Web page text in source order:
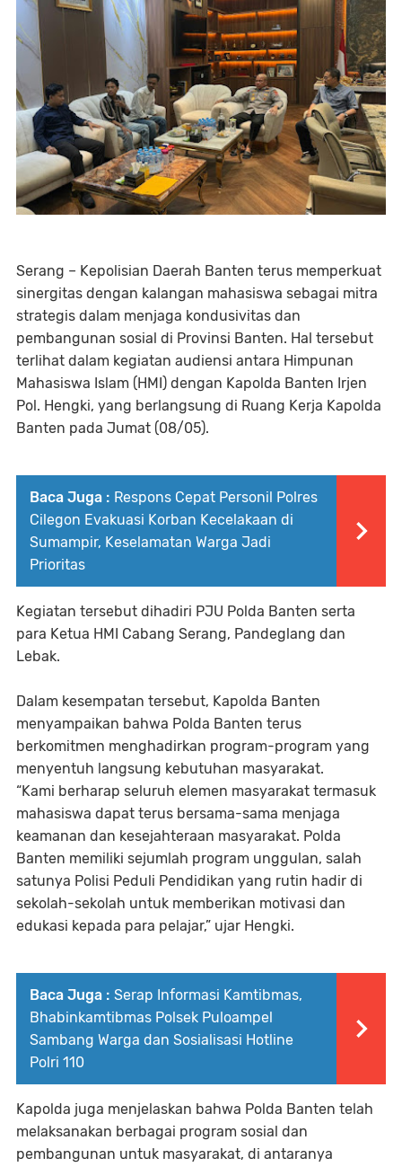
Serang – Kepolisian Daerah Banten terus memperkuat
sinergitas dengan kalangan mahasiswa sebagai mitra
strategis dalam menjaga kondusivitas dan
pembangunan sosial di Provinsi Banten. Hal tersebut
terlihat dalam kegiatan audiensi antara Himpunan
Mahasiswa Islam (HMI) dengan Kapolda Banten Irjen
Pol. Hengki, yang berlangsung di Ruang Kerja Kapolda
Banten pada Jumat (08/05).
Baca Juga : Respons Cepat Personil Polres
Cilegon Evakuasi Korban Kecelakaan di
Sumampir, Keselamatan Warga Jadi
Prioritas
Kegiatan tersebut dihadiri PJU Polda Banten serta
para Ketua HMI Cabang Serang, Pandeglang dan
Lebak.
Dalam kesempatan tersebut, Kapolda Banten
menyampaikan bahwa Polda Banten terus
berkomitmen menghadirkan program-program yang
menyentuh langsung kebutuhan masyarakat.
“Kami berharap seluruh elemen masyarakat termasuk
mahasiswa dapat terus bersama-sama menjaga
keamanan dan kesejahteraan masyarakat. Polda
Banten memiliki sejumlah program unggulan, salah
satunya Polisi Peduli Pendidikan yang rutin hadir di
sekolah-sekolah untuk memberikan motivasi dan
edukasi kepada para pelajar,” ujar Hengki.
Baca Juga : Serap Informasi Kamtibmas,
Bhabinkamtibmas Polsek Puloampel
Sambang Warga dan Sosialisasi Hotline
Polri 110
Kapolda juga menjelaskan bahwa Polda Banten telah
melaksanakan berbagai program sosial dan
pembangunan untuk masyarakat, di antaranya